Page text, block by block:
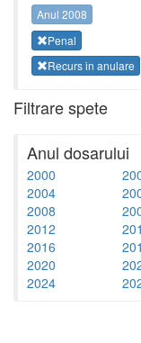
Anul 2008
Penal
Recurs in anulare
Filtrare spete
Anul dosarului
2000
2004
2008
2012
2016
2020
2024